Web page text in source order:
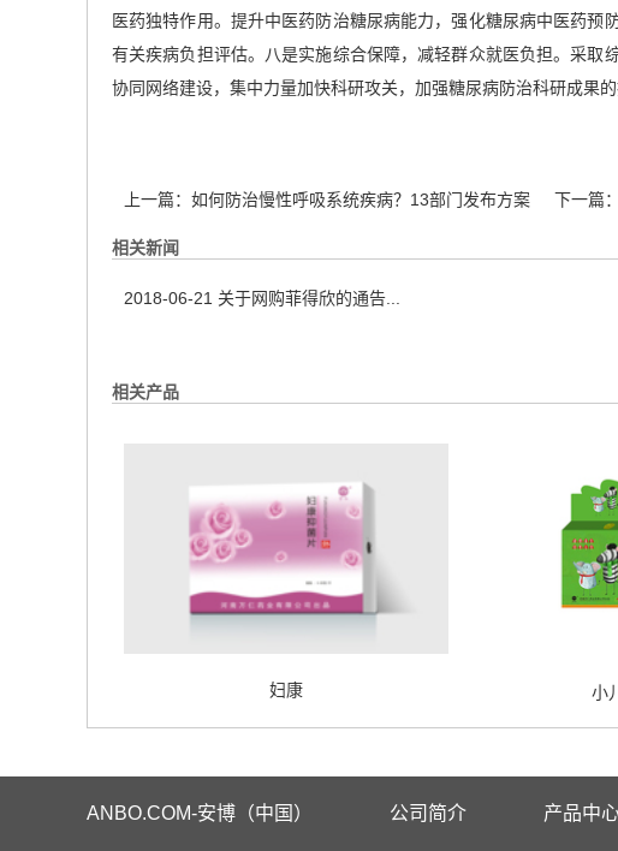
医药独特作用。提升中医药防治糖尿病能力，强化糖尿病中医药
有关疾病负担评估。八是实施综合保障，减轻群众就医负担。采
协同网络建设，集中力量加快科研攻关，加强糖尿病防治科研成果的
上一篇： 如何防治慢性呼吸系统疾病？13部门发布方案 下一篇：
相关新闻
2018-06-21 关于网购菲得欣的通告...
相关产品
妇康 小
ANBO.COM-安博（中国） 公司简介 产品中